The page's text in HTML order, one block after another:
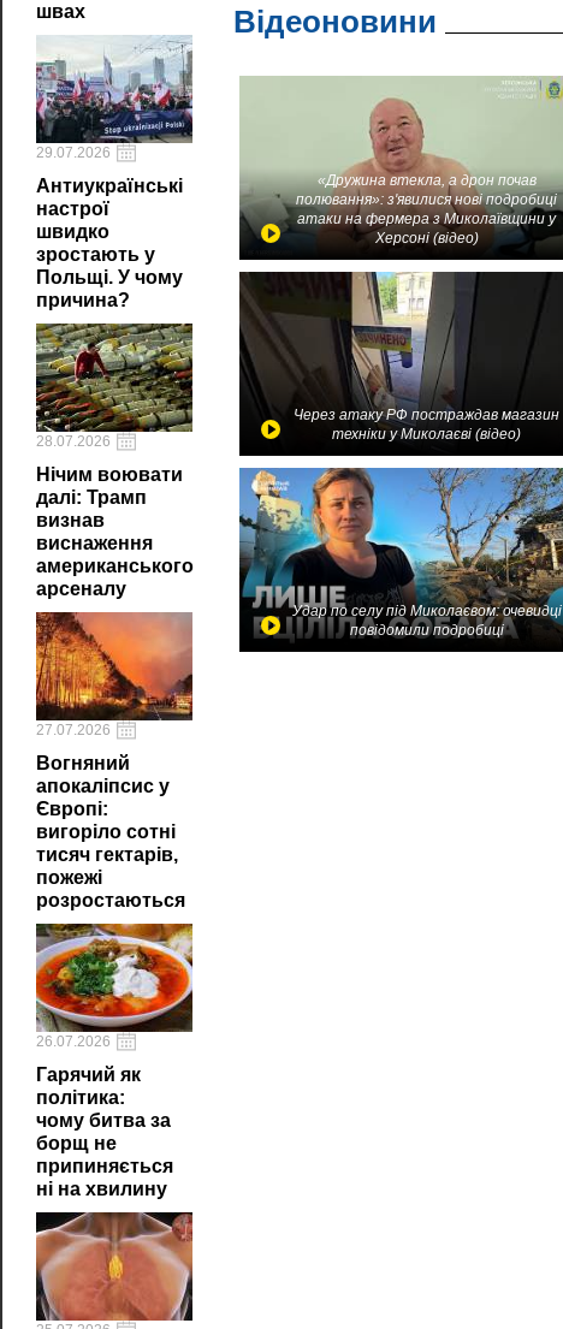
швах
29.07.2026
Антиукраїнські
настрої
швидко
зростають у
Польщі. У чому
причина?
28.07.2026
Нічим воювати
далі: Трамп
визнав
виснаження
американського
арсеналу
27.07.2026
Вогняний
апокаліпсис у
Європі:
вигоріло сотні
тисяч гектарів,
пожежі
розростаються
26.07.2026
Гарячий як
політика:
чому битва за
борщ не
припиняється
ні на хвилину
Відеоновини
«Дружина втекла, а дрон почав
полювання»: з'явилися нові подробиці
атаки на фермера з Миколаївщини у
Херсоні (відео)
Через атаку РФ постраждав магазин
техніки у Миколаєві (відео)
Удар по селу під Миколаєвом: очевидці
повідомили подробиці